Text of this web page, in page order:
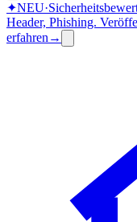
✦NEU·
Header, Phishing.
erfahren →